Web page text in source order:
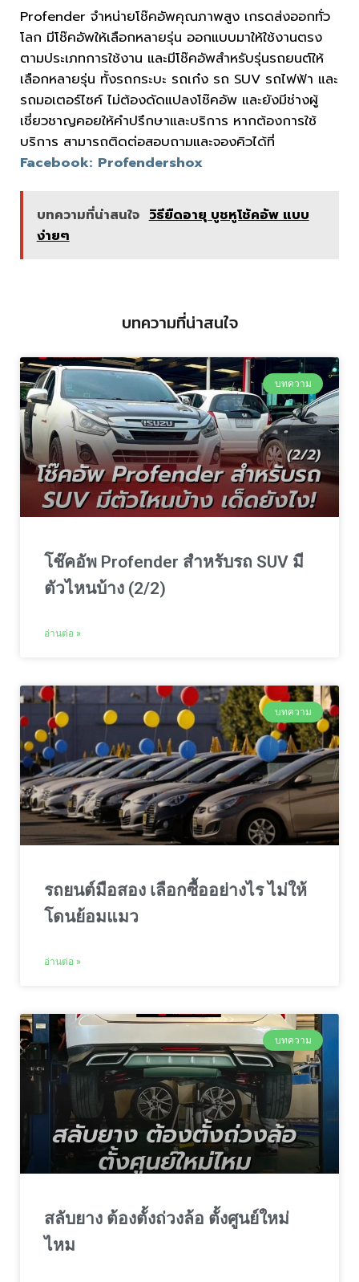
Profender จำหน่ายโช๊คอัพคุณภาพสูง เกรดส่งออกทั่ว
โลก มีโช๊คอัพให้เลือกหลายรุ่น ออกแบบมาให้ใช้งานตรง
ตามประเภทการใช้งาน และมีโช๊คอัพสำหรับรุ่นรถยนต์ให้
เลือกหลายรุ่น ทั้งรถกระบะ รถเก๋ง รถ SUV รถไฟฟ้า และ
รถมอเตอร์ไซค์ ไม่ต้องดัดแปลงโช๊คอัพ และยังมีช่างผู้
เชี่ยวชาญคอยให้คำปรึกษาและบริการ หากต้องการใช้
บริการ สามารถติดต่อสอบถามและจองคิวได้ที่
Facebook: Profendershox
บทความที่น่าสนใจ วิธียืดอายุ บูชหูโช้คอัพ แบบ
ง่ายๆ
บทความที่น่าสนใจ
บทความ
โช๊คอัพ Profender สำหรับรถ SUV มี
ตัวไหนบ้าง (2/2)
อ่านต่อ »
บทความ
รถยนต์มือสอง เลือกซื้ออย่างไร ไม่ให้
โดนย้อมแมว
อ่านต่อ »
บทความ
สลับยาง ต้องตั้งถ่วงล้อ ตั้งศูนย์ใหม่
ไหม